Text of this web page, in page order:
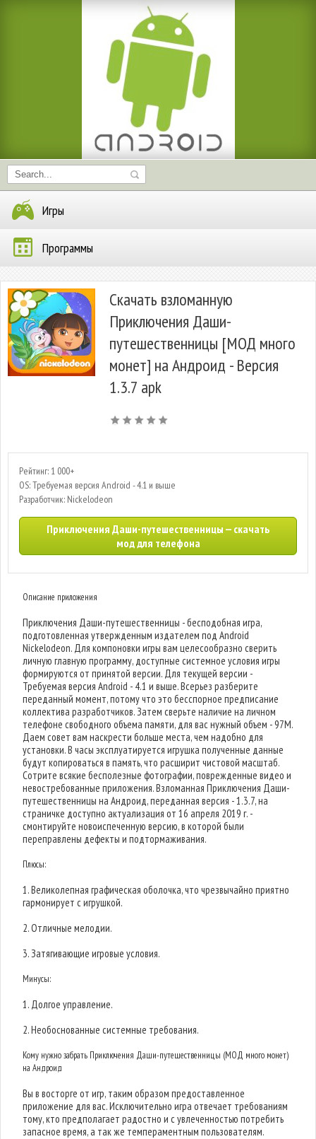
Игры
Программы
Скачать взломанную
Приключения Даши-
путешественницы [МОД много
монет] на Андроид - Версия
1.3.7 apk
Рейтинг: 1 000+
OS: Требуемая версия Android - 4.1 и выше
Разработчик: Nickelodeon
Приключения Даши-путешественницы — скачать
мод для телефона
Описание приложения
Приключения Даши-путешественницы - бесподобная игра,
подготовленная утвержденным издателем под Android
Nickelodeon. Для компоновки игры вам целесообразно сверить
личную главную программу, доступные системное условия игры
формируются от принятой версии. Для текущей версии -
Требуемая версия Android - 4.1 и выше. Всерьез разберите
переданный момент, потому что это бесспорное предписание
коллектива разработчиков. Затем сверьте наличие на личном
телефоне свободного объема памяти, для вас нужный объем - 97M.
Даем совет вам наскрести больше места, чем надобно для
установки. В часы эксплуатируется игрушка полученные данные
будут копироваться в память, что расширит чистовой масштаб.
Сотрите всякие бесполезные фотографии, поврежденные видео и
невостребованные приложения. Взломанная Приключения Даши-
путешественницы на Андроид, переданная версия - 1.3.7, на
страничке доступно актуализация от 16 апреля 2019 г. -
смонтируйте новоиспеченную версию, в которой были
переправлены дефекты и подтормаживания.
Плюсы:
1. Великолепная графическая оболочка, что чрезвычайно приятно
гармонирует с игрушкой.
2. Отличные мелодии.
3. Затягивающие игровые условия.
Минусы:
1. Долгое управление.
2. Необоснованные системные требования.
Кому нужно забрать Приключения Даши-путешественницы (МОД много монет)
на Андроид
Вы в восторге от игр, таким образом предоставленное
приложение для вас. Исключительно игра отвечает требованиям
тому, кто предполагает радостно и с увлеченностью потребить
запасное время, а так же темпераментным пользователям.